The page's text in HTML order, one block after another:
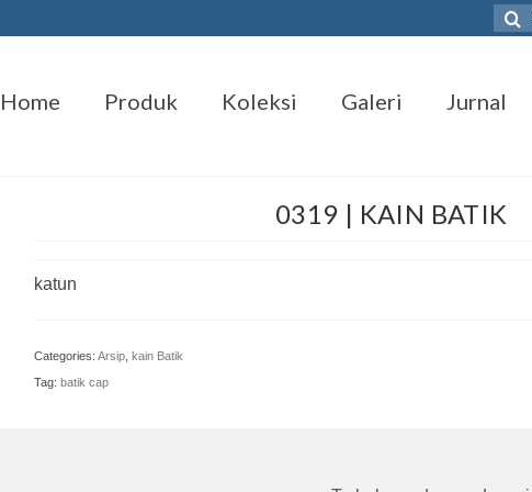
for:
Home Produk Koleksi Galeri Jurnal
0319 | KAIN BATIK
katun
Categories: Arsip, kain Batik
Tag: batik cap